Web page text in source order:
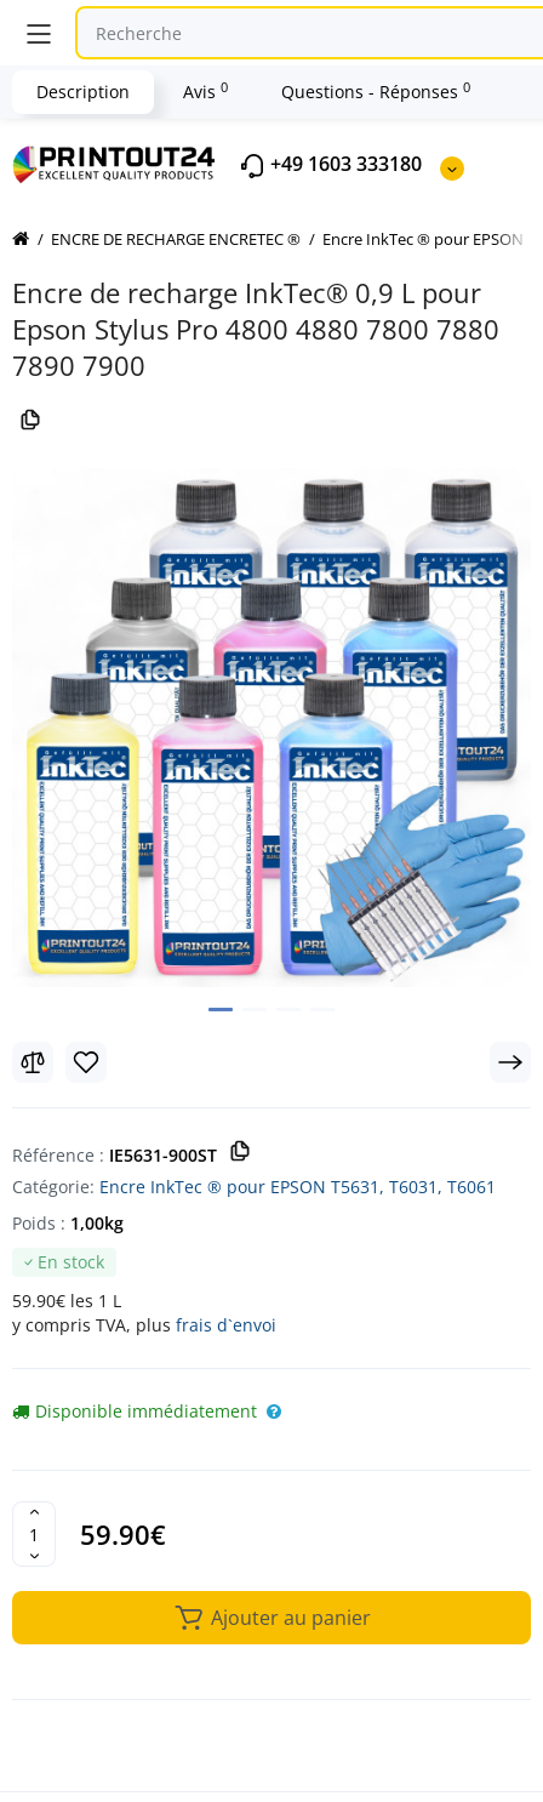
+49 1603 333180
ENCRE DE RECHARGE ENCRETEC ® Encre InkTec ® pour EPSON
Encre de recharge InkTec® 0,9 L pour
Epson Stylus Pro 4800 4880 7800 7880
7890 7900
Référence : IE5631-900ST
Catégorie: Encre InkTec ® pour EPSON T5631, T6031, T6061
En stock
59.90€ les 1 L
y compris TVA, plus frais d`envoi
Poids : 1,00kg
Disponible immédiatement
59.90€
Ajouter au panier
Description Avis 0 Questions - Réponses 0